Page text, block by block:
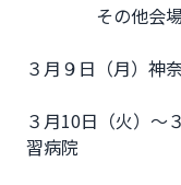
３月９日（月）神
３月10日（火）～
習病院